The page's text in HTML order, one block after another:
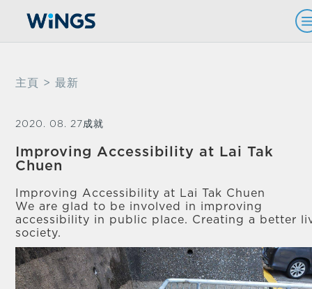
主頁 > 最新
2020. 08. 27 成就
Improving Accessibility at Lai Tak
Chuen
Improving Accessibility at Lai Tak Chuen
We are glad to be involved in improving
accessibility in public place. Creating a better
society.